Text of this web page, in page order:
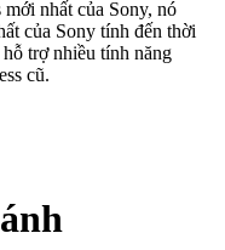
nhất của Sony, nó
của Sony tính đến thời
trợ nhiều tính năng
cũ.